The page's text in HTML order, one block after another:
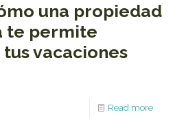
una propiedad
te permite
vacaciones
Read more